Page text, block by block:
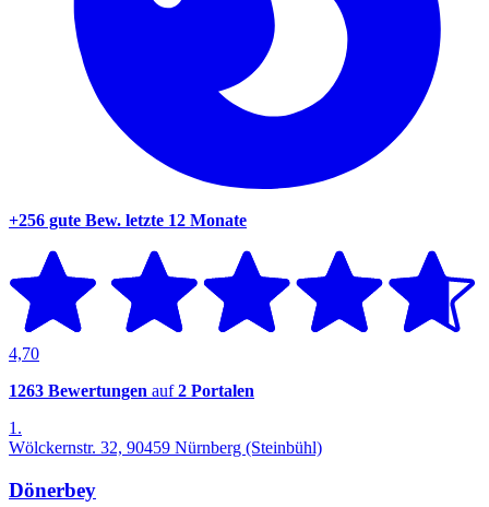
+256 gute Bew. letzte 12 Monate
4,70
1263 Bewertungen auf2 Portalen
1.
Wölckernstr. 32, 90459 Nürnberg (Steinbühl)
Dönerbey